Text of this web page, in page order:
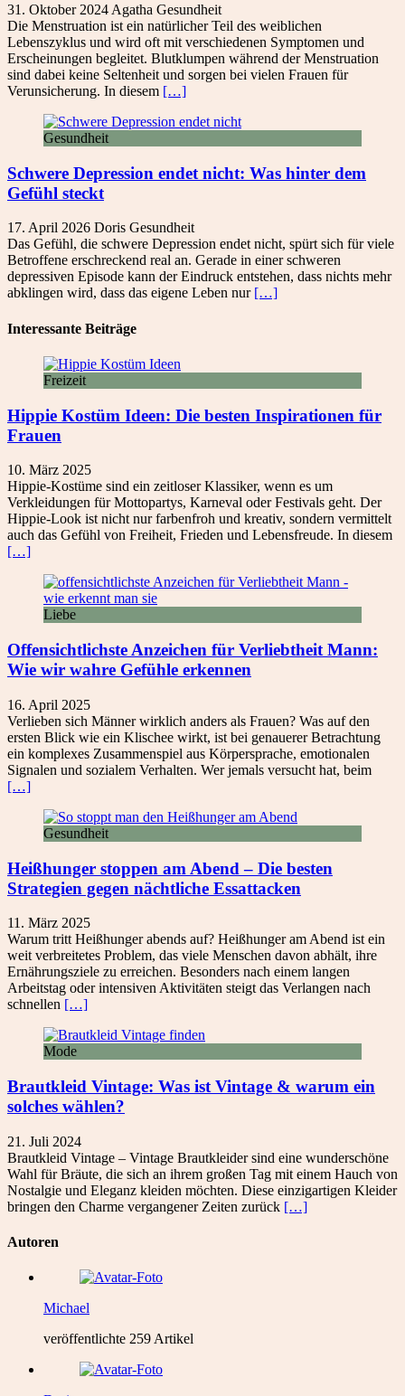
31. Oktober 2024 Agatha Gesundheit
Die Menstruation ist ein natürlicher Teil des weiblichen
Lebenszyklus und wird oft mit verschiedenen Symptomen und
Erscheinungen begleitet. Blutklumpen während der Menstruation
sind dabei keine Seltenheit und sorgen bei vielen Frauen für
Verunsicherung. In diesem […]
Gesundheit
Schwere Depression endet nicht: Was hinter dem
Gefühl steckt
17. April 2026 Doris Gesundheit
Das Gefühl, die schwere Depression endet nicht, spürt sich für viele
Betroffene erschreckend real an. Gerade in einer schweren
depressiven Episode kann der Eindruck entstehen, dass nichts mehr
abklingen wird, dass das eigene Leben nur […]
Interessante Beiträge
Freizeit
Hippie Kostüm Ideen: Die besten Inspirationen für
Frauen
10. März 2025
Hippie-Kostüme sind ein zeitloser Klassiker, wenn es um
Verkleidungen für Mottopartys, Karneval oder Festivals geht. Der
Hippie-Look ist nicht nur farbenfroh und kreativ, sondern vermittelt
auch das Gefühl von Freiheit, Frieden und Lebensfreude. In diesem
[…]
Liebe
Offensichtlichste Anzeichen für Verliebtheit Mann:
Wie wir wahre Gefühle erkennen
16. April 2025
Verlieben sich Männer wirklich anders als Frauen? Was auf den
ersten Blick wie ein Klischee wirkt, ist bei genauerer Betrachtung
ein komplexes Zusammenspiel aus Körpersprache, emotionalen
Signalen und sozialem Verhalten. Wer jemals versucht hat, beim
[…]
Gesundheit
Heißhunger stoppen am Abend – Die besten
Strategien gegen nächtliche Essattacken
11. März 2025
Warum tritt Heißhunger abends auf? Heißhunger am Abend ist ein
weit verbreitetes Problem, das viele Menschen davon abhält, ihre
Ernährungsziele zu erreichen. Besonders nach einem langen
Arbeitstag oder intensiven Aktivitäten steigt das Verlangen nach
schnellen […]
Mode
Brautkleid Vintage: Was ist Vintage & warum ein
solches wählen?
21. Juli 2024
Brautkleid Vintage – Vintage Brautkleider sind eine wunderschöne
Wahl für Bräute, die sich an ihrem großen Tag mit einem Hauch von
Nostalgie und Eleganz kleiden möchten. Diese einzigartigen Kleider
bringen den Charme vergangener Zeiten zurück […]
Autoren
Michael
veröffentlichte 259 Artikel